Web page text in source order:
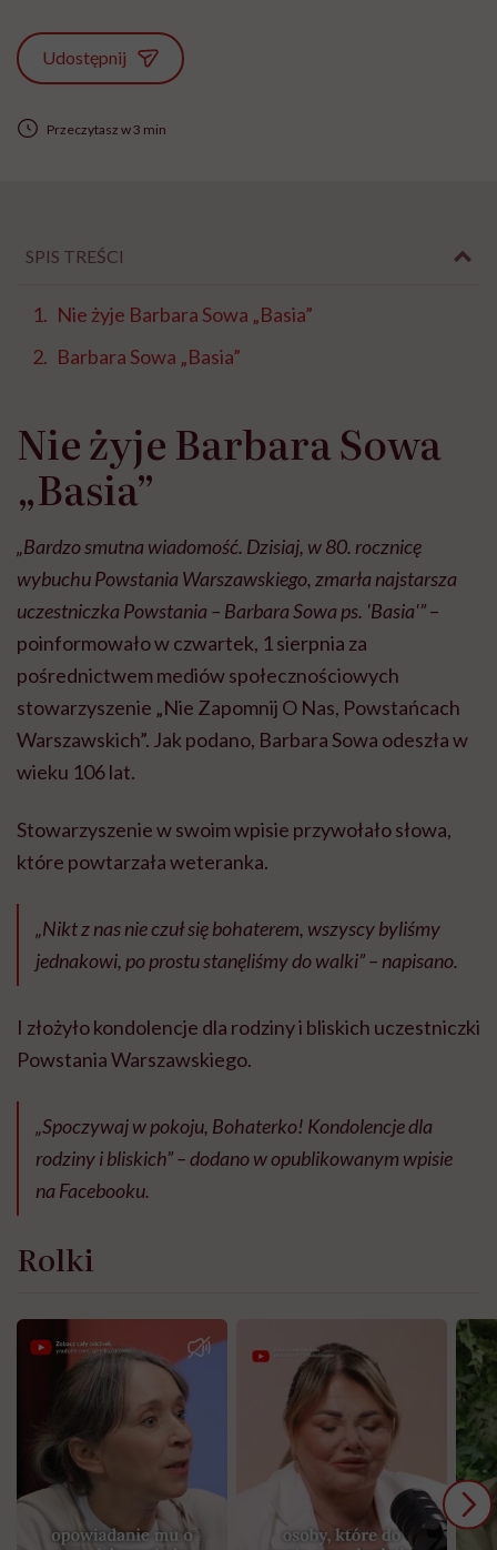
Udostępnij
Przeczytasz w 3 min
SPIS TREŚCI
Nie żyje Barbara Sowa „Basia”
Barbara Sowa „Basia”
Nie żyje Barbara Sowa
„Basia”
„Bardzo smutna wiadomość. Dzisiaj, w 80. rocznicę
wybuchu Powstania Warszawskiego, zmarła najstarsza
uczestniczka Powstania – Barbara Sowa ps. 'Basia'”–
poinformowało w czwartek, 1 sierpnia za
pośrednictwem mediów społecznościowych
stowarzyszenie „Nie Zapomnij O Nas, Powstańcach
Warszawskich”. Jak podano, Barbara Sowa odeszła w
wieku 106 lat.
Stowarzyszenie w swoim wpisie przywołało słowa,
które powtarzała weteranka.
„Nikt z nas nie czuł się bohaterem, wszyscy byliśmy
jednakowi, po prostu stanęliśmy do walki” – napisano.
I złożyło kondolencje dla rodziny i bliskich uczestniczki
Powstania Warszawskiego.
„Spoczywaj w pokoju, Bohaterko! Kondolencje dla
rodziny i bliskich” – dodano w opublikowanym wpisie
na Facebooku.
Rolki